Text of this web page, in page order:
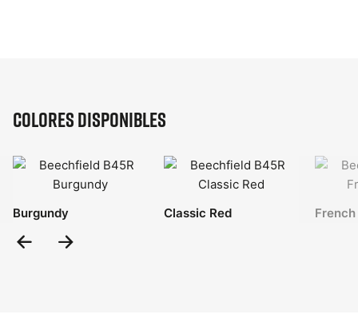
Colores disponibles
Burgundy Classic Red
Previous